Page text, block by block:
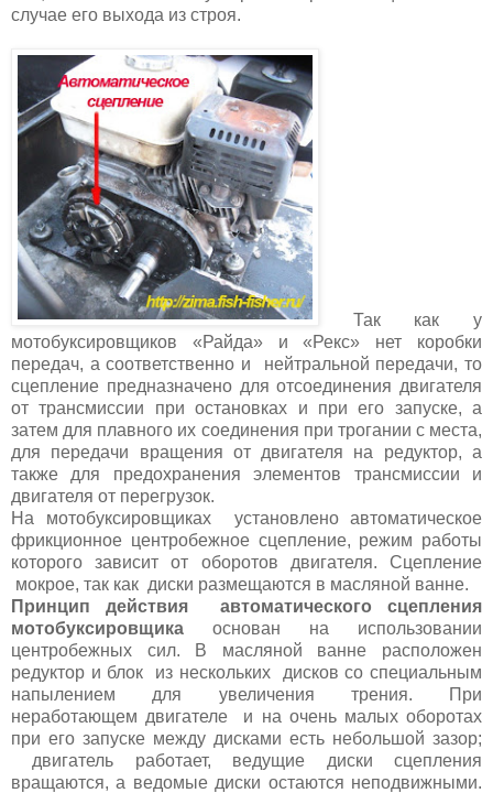
случае его выхода из строя.
Так как у
мотобуксировщиков «Райда» и «Рекс» нет коробки
передач, а соответственно и нейтральной передачи, то
сцепление предназначено для отсоединения двигателя
от трансмиссии при остановках и при его запуске, а
затем для плавного их соединения при трогании с места,
для передачи вращения от двигателя на редуктор, а
также для предохранения элементов трансмиссии и
двигателя от перегрузок.
На мотобуксировщиках установлено автоматическое
фрикционное центробежное сцепление, режим работы
которого зависит от оборотов двигателя. Сцепление
мокрое, так как диски размещаются в масляной ванне.
Принцип действия автоматического сцепления
мотобуксировщика основан на использовании
центробежных сил. В масляной ванне расположен
редуктор и блок из нескольких дисков со специальным
напылением для увеличения трения. При
неработающем двигателе и на очень малых оборотах
при его запуске между дисками есть небольшой зазор;
двигатель работает, ведущие диски сцепления
вращаются, а ведомые диски остаются неподвижными.